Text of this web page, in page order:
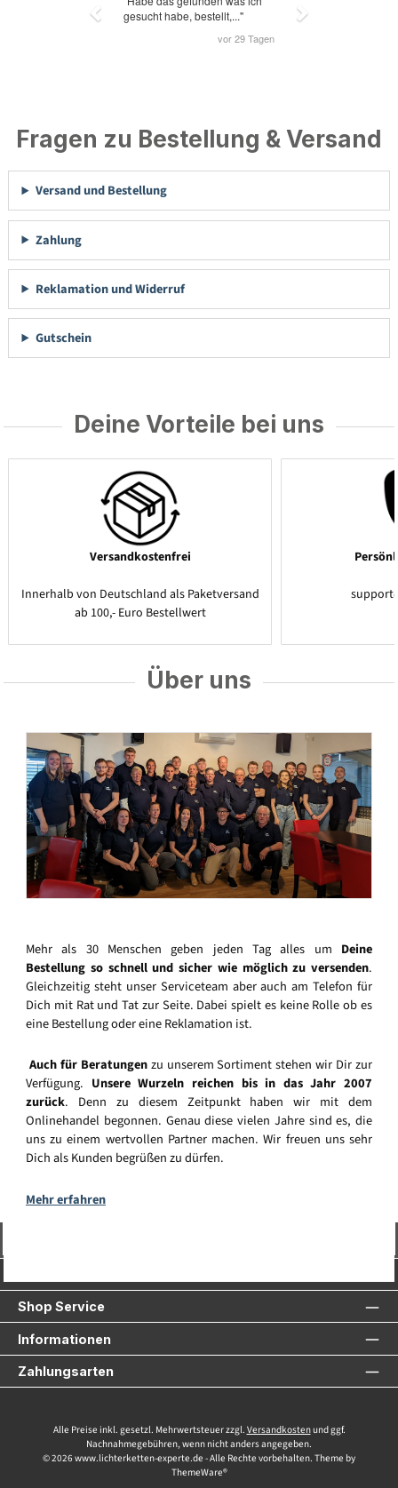
Fragen zu Bestellung & Versand
Versand und Bestellung
Zahlung
Reklamation und Widerruf
Gutschein
Deine Vorteile bei uns
Versandkostenfrei
Innerhalb von Deutschland als Paketversand
ab 100,- Euro Bestellwert
Über uns
Mehr als 30 Menschen geben jeden Tag alles um Deine
Bestellung so schnell und sicher wie möglich zu versenden.
Gleichzeitig steht unser Serviceteam aber auch am Telefon für
Dich mit Rat und Tat zur Seite. Dabei spielt es keine Rolle ob es
eine Bestellung oder eine Reklamation ist.
Auch für Beratungenzu unserem Sortiment stehen wir Dir zur
Verfügung. Unsere Wurzeln reichen bis in das Jahr 2007
zurück. Denn zu diesem Zeitpunkt haben wir mit dem
Onlinehandel begonnen. Genau diese vielen Jahre sind es, die
uns zu einem wertvollen Partner machen. Wir freuen uns sehr
Dich als Kunden begrüßen zu dürfen.
Mehr erfahren
Shop Service
Informationen
Zahlungsarten
Alle Preise inkl. gesetzl. Mehrwertsteuer zzgl. Versandkostenund ggf.
Nachnahmegebühren, wenn nicht anders angegeben.
© 2026 www.lichterketten-experte.de - Alle Rechte vorbehalten. Theme by
ThemeWare®